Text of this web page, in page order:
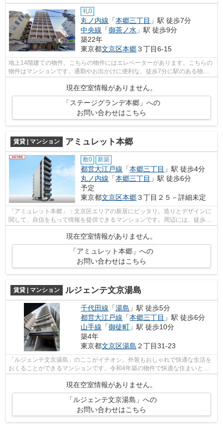
礼0
丸ノ内線 「本郷三丁目 」駅 徒歩7分
中央線 「御茶ノ水 」駅 徒歩9分
築22年
東京都文京区本郷３丁目6-15
地上14階建ての物件。こちらの物件にはエレベーターがあります。こちらの
物件はマンションです。通勤やお出かけに便利な、徒歩7分に駅のある物件
現在空室情報がありません。
「ステージグランデ本郷」への
お問い合わせはこちら
賃貸 | マンション アミュレット本郷
敷0 新築
都営大江戸線 「本郷三丁目 」駅 徒歩4分
丸ノ内線 「本郷三丁目 」駅 徒歩6分
予定
東京都文京区本郷３丁目２５－詳細未定
「アミュレット本郷」：文京区エリアの新居にピッタリ。造りとデザインに
関して、自信をもって情報を提供できるマンションです。周辺には、徒歩4
分で利用できる駅があります。エレベー...
現在空室情報がありません。
「アミュレット本郷」への
お問い合わせはこちら
賃貸 | マンション ルジェンテ文京湯島
千代田線 「湯島 」駅 徒歩5分
都営大江戸線 「本郷三丁目 」駅 徒歩6分
山手線 「御徒町 」駅 徒歩10分
築4年
東京都文京区湯島 ２丁目31-23
「ルジェンテ文京湯島」のここがイチオシ。外装もおしゃれで快適な生活を
おくることができるマンションです。令和4年築の物件で快適な住まいとな
っています。快適に通勤や通学ができる...
現在空室情報がありません。
「ルジェンテ文京湯島」への
お問い合わせはこちら